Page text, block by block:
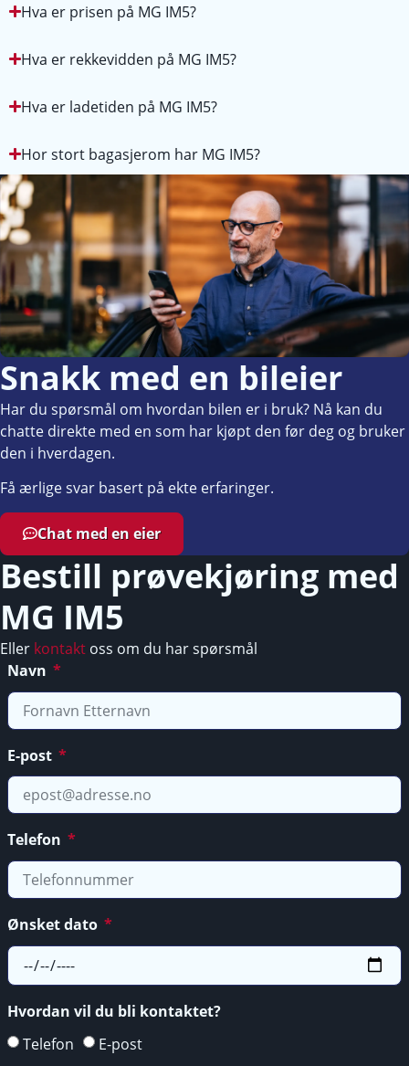
Hva er prisen på MG IM5?
Hva er rekkevidden på MG IM5?
Hva er ladetiden på MG IM5?
Hor stort bagasjerom har MG IM5?
Snakk med en bileier
Har du spørsmål om hvordan bilen er i bruk? Nå kan du
chatte direkte med en som har kjøpt den før deg og bruker
den i hverdagen.
Få ærlige svar basert på ekte erfaringer.
Chat med en eier
Bestill prøvekjøring med
MG IM5
Eller kontakt oss om du har spørsmål
Navn
E-post
Telefon
Ønsket dato
Hvordan vil du bli kontaktet?
Telefon
E-post